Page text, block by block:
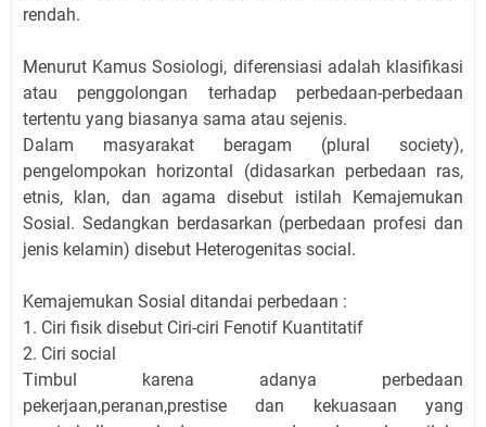
rendah.
Menurut Kamus Sosiologi, diferensiasi adalah klasifikasi
atau penggolongan terhadap perbedaan-perbedaan
tertentu yang biasanya sama atau sejenis.
Dalam masyarakat beragam (plural society),
pengelompokan horizontal (didasarkan perbedaan ras,
etnis, klan, dan agama disebut istilah Kemajemukan
Sosial. Sedangkan berdasarkan (perbedaan profesi dan
jenis kelamin) disebut Heterogenitas social.
Kemajemukan Sosial ditandai perbedaan :
1. Ciri fisik disebut Ciri-ciri Fenotif Kuantitatif
2. Ciri social
Timbul karena adanya perbedaan
pekerjaan,peranan,prestise dan kekuasaan yang